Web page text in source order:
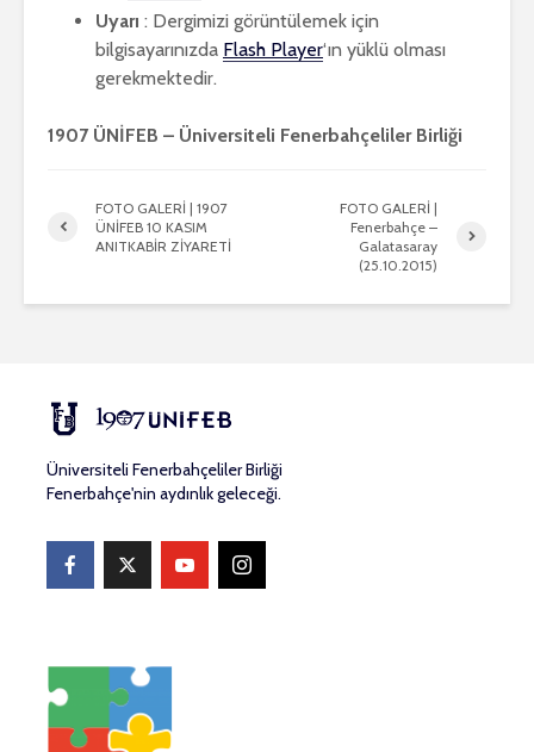
Uyarı : Dergimizi görüntülemek için
bilgisayarınızda Flash Player‘ın yüklü olması
gerekmektedir.
1907 ÜNİFEB – Üniversiteli Fenerbahçeliler Birliği
FOTO GALERİ | 1907
ÜNİFEB 10 KASIM
ANITKABİR ZİYARETİ
FOTO GALERİ |
Fenerbahçe –
Galatasaray
(25.10.2015)
Üniversiteli Fenerbahçeliler Birliği
Fenerbahçe'nin aydınlık geleceği.